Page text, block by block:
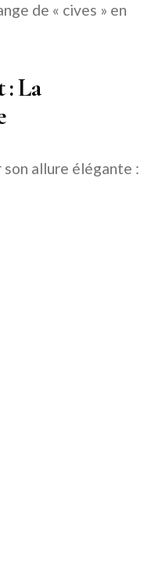
de « cives » en
La
allure élégante :